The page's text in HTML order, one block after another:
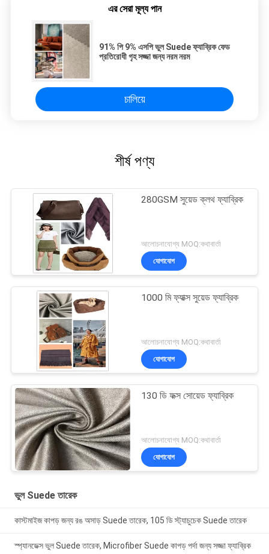
এর সেরা মূল্য পান
91% পি 9% এসপি ভুল Suede ফ্যাব্রিক ফেড
প্রতিরোধী গৃহ সজ্জা জন্য নরম নরম
চালিয়ে
শীর্ষ পণ্য
280GSM সুয়েড ক্লথ ফ্যাব্রিক
আলোচনাযোগ্য MOQ:কথাবার্তা
যোগাযোগ
1000 মি ফ্যাক্স সুয়েড ফ্যাব্রিক
আলোচনাযোগ্য MOQ:কথাবার্তা
যোগাযোগ
130 ডি ফক্স সোয়েড ফ্যাব্রিক
আলোচনাযোগ্য MOQ:কথাবার্তা
যোগাযোগ
ভুল Suede তারেক
কাস্টমাইজ কাপড় জন্য রঙ অসাড় Suede তারেক, 105 ডি স্ট্যাচুচেক Suede তারেক
স্প্যানডেক্স ভুল Suede তারেক, Microfiber Suede কাপড় পর্দা জন্য সজ্জা ফ্যাব্রিক